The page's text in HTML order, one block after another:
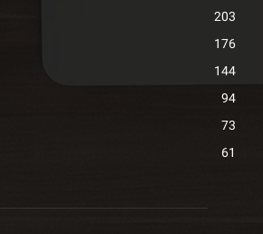
203
176
144
94
73
61